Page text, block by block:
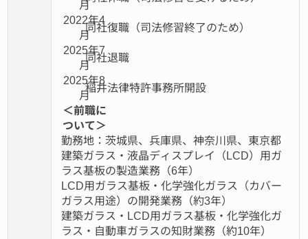
月
2022年4
月同社復職（司法修習終了のため）
2025年7
月同社退職
2025年8
月稲井法律特許事務所開設
＜前職に
ついて＞
勤務地：茨城県、兵庫県、神奈川県、東京都
建築ガラス・液晶ディスプレイ（LCD）用ガ
ラス基板の製造業務（6年）
LCD用ガラス基板・化学強化ガラス（カバー
ガラス用途）の開発業務（約3年）
建築ガラス・LCD用ガラス基板・化学強化ガ
ラス・自動車ガラスの知財業務（約10年）